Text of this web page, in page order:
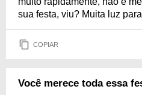
sua festa, viu? Muita luz
COPIAR
Você merece toda essa